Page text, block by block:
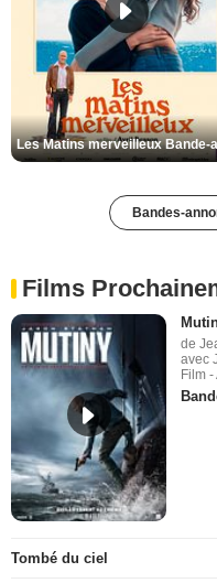
Bandes-
Films
de
avec
Film -
Tombé du ciel